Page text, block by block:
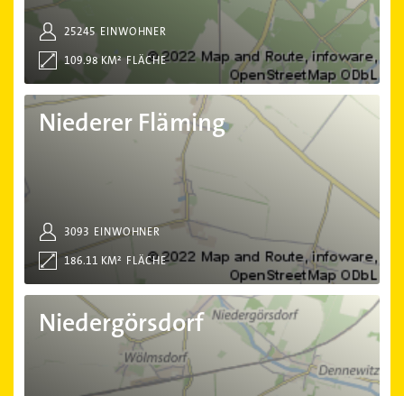
EINWOHNER
25245
FLÄCHE
109.98 KM²
Niederer Fläming
EINWOHNER
3093
FLÄCHE
186.11 KM²
Niederer Fläming
Niedergörsdorf
Niedergörsdorf